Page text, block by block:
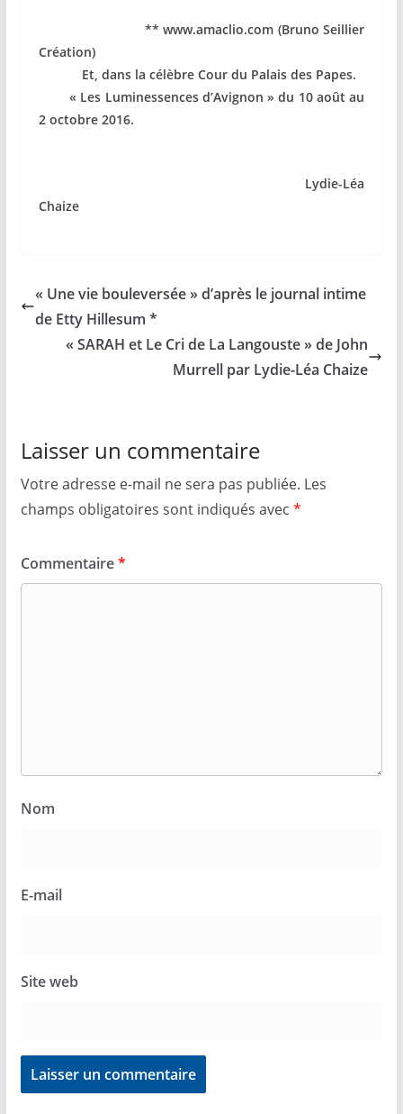
** www.amaclio.com (Bruno Seillier
Création)
Et, dans la célèbre Cour du Palais des Papes.
« Les Luminessences d’Avignon » du 10 août au
2 octobre 2016.
Lydie-Léa
Chaize
« Une vie bouleversée » d’après le journal intime
de Etty Hillesum *
« SARAH et Le Cri de La Langouste » de John
Murrell par Lydie-Léa Chaize
Laisser un commentaire
Votre adresse e-mail ne sera pas publiée. Les
champs obligatoires sont indiqués avec *
Commentaire*
Nom
E-mail
Site web